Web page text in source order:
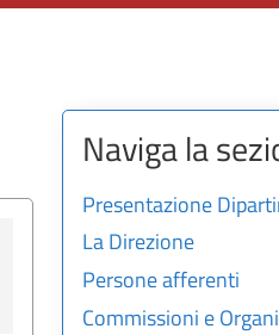
Naviga la
Presentazione
La Direzione
Persone afferenti
Commissioni e